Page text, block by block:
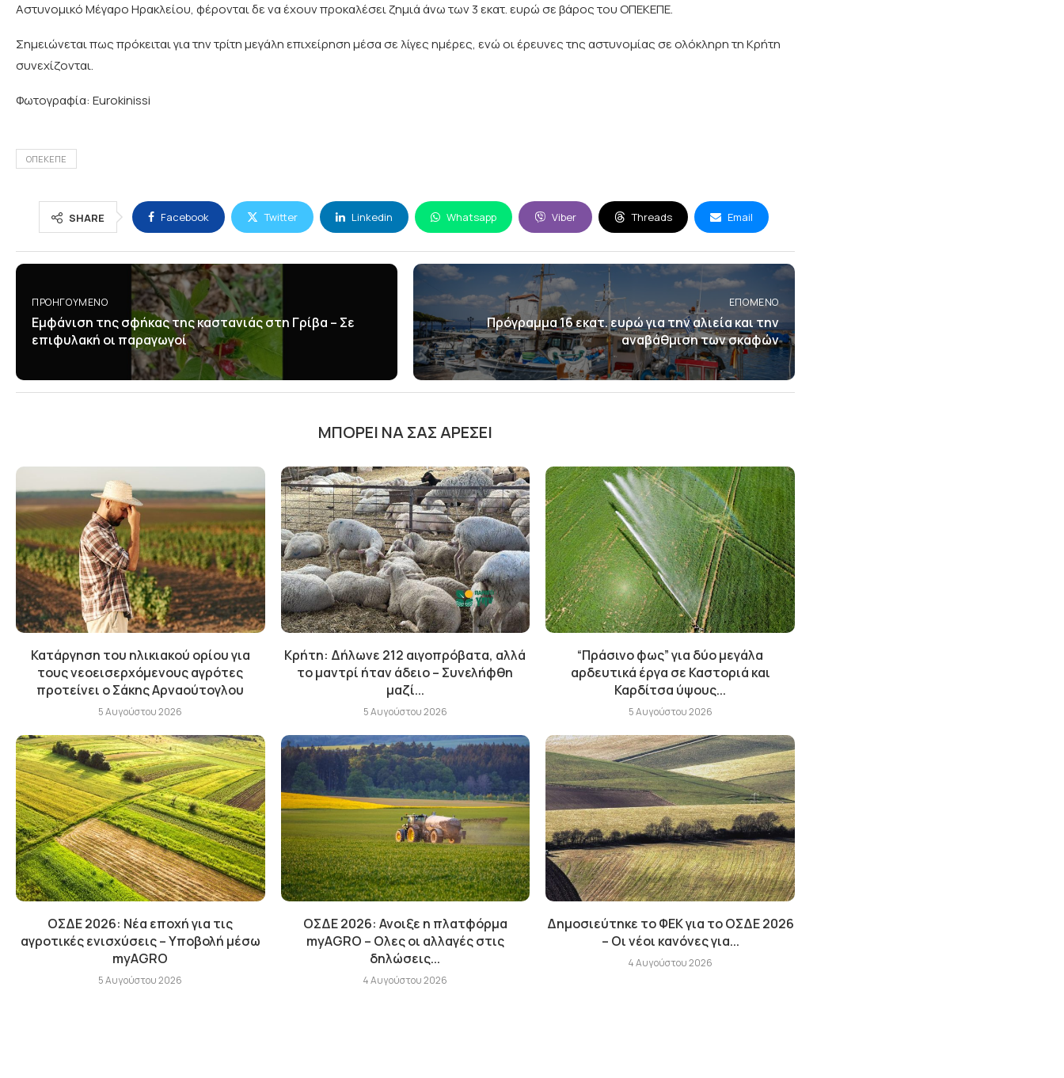
Αστυνομικό Μέγαρο Ηρακλείου, φέρονται δε να έχουν προκαλέσει ζημιά άνω των 3 εκατ. ευρώ σε βάρος του ΟΠΕΚΕΠΕ.
Σημειώνεται πως πρόκειται για την τρίτη μεγάλη επιχείρηση μέσα σε λίγες ημέρες, ενώ οι έρευνες της αστυνομίας σε ολόκληρη τη Κρήτη
συνεχίζονται.
Φωτογραφία: Eurokinissi
ΟΠΕΚΕΠΕ
SHARE Facebook Twitter Linkedin Whatsapp Viber Threads Email
ΠΡΟΗΓΟΎΜΕΝΟ
Εμφάνιση της σφήκας της καστανιάς στη Γρίβα – Σε
επιφυλακή οι παραγωγοί
ΕΠΌΜΕΝΟ
Πρόγραμμα 16 εκατ. ευρώ για την αλιεία και την
αναβάθμιση των σκαφών
ΜΠΟΡΕΊ ΝΑ ΣΑΣ ΑΡΈΣΕΙ
Κατάργηση του ηλικιακού ορίου για
τους νεοεισερχόμενους αγρότες
προτείνει ο Σάκης Αρναούτογλου
5 Αυγούστου 2026
Κρήτη: Δήλωνε 212 αιγοπρόβατα, αλλά
το μαντρί ήταν άδειο – Συνελήφθη
μαζί...
5 Αυγούστου 2026
“Πράσινο φως” για δύο μεγάλα
αρδευτικά έργα σε Καστοριά και
Καρδίτσα ύψους...
5 Αυγούστου 2026
ΟΣΔΕ 2026: Νέα εποχή για τις
αγροτικές ενισχύσεις – Υποβολή μέσω
myAGRO
5 Αυγούστου 2026
ΟΣΔΕ 2026: Ανοιξε η πλατφόρμα
myAGRO – Ολες οι αλλαγές στις
δηλώσεις...
4 Αυγούστου 2026
Δημοσιεύτηκε το ΦΕΚ για το ΟΣΔΕ 2026
– Οι νέοι κανόνες για...
4 Αυγούστου 2026